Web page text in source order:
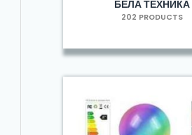
БЕЛА ТЕХНИКА
202 PRODUCTS